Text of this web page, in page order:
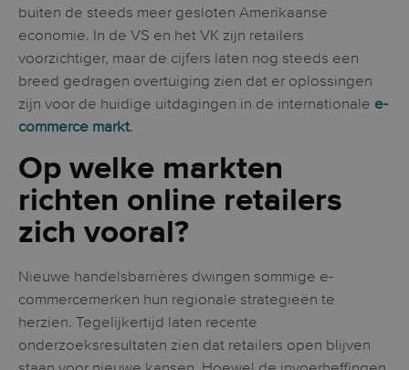
buiten de steeds meer gesloten Amerikaanse
economie. In de VS en het VK zijn retailers
voorzichtiger, maar de cijfers laten nog steeds een
breed gedragen overtuiging zien dat er oplossingen
zijn voor de huidige uitdagingen in de internationale e-
commerce markt.
Op welke markten
richten online retailers
zich vooral?
Nieuwe handelsbarrières dwingen sommige e-
commercemerken hun regionale strategieën te
herzien. Tegelijkertijd laten recente
onderzoeksresultaten zien dat retailers open blijven